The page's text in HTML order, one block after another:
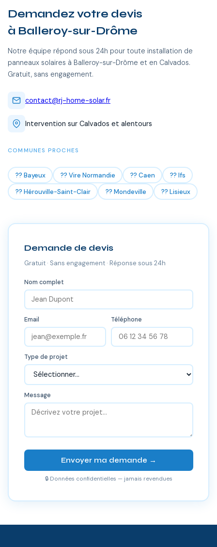
Demandez votre devis
à Balleroy-sur-Drôme
Notre équipe répond sous 24h pour toute installation de
panneaux solaires à Balleroy-sur-Drôme et en Calvados.
Gratuit, sans engagement.
contact@rj-home-solar.fr
Intervention sur Calvados et alentours
COMMUNES PROCHES
?? Bayeux ?? Vire Normandie ?? Caen
?? Ifs
?? Hérouville-Saint-Clair
?? Mondeville ?? Lisieux
Demande de devis
Gratuit · Sans engagement · Réponse sous 24h
Nom complet
Email Téléphone
Type de projet
Message
Envoyer ma demande →
🔒 Données confidentielles — jamais revendues